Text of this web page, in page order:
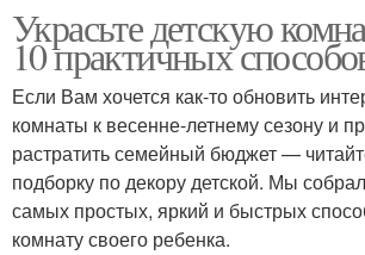
Украсьте детскую
10 практичных
Если Вам хочется как-то обновить
комнаты к весенне-летнему сезону и
растратить семейный бюджет —
подборку по декору детской. Мы
самых простых, яркий и быстрых
комнату своего ребенка.